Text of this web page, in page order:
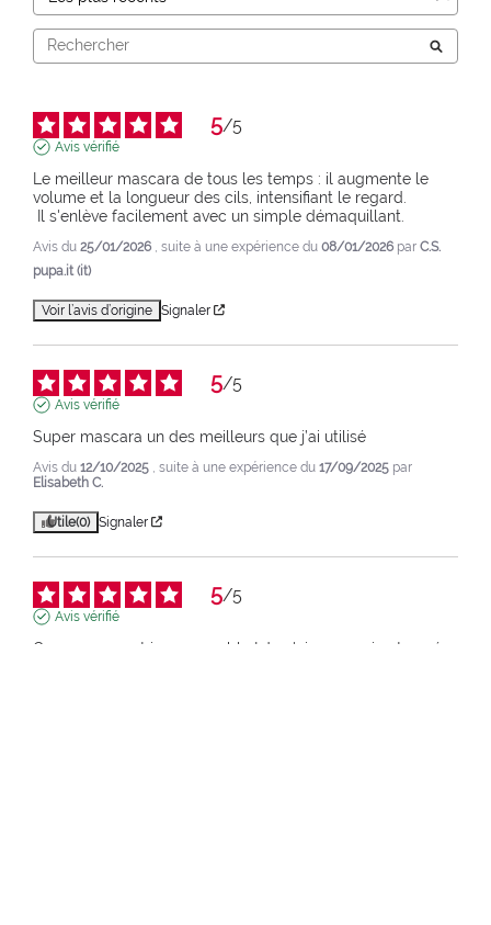
5/5
Avis vérifié
Le meilleur mascara de tous les temps : il augmente le
volume et la longueur des cils, intensifiant le regard.
Il s'enlève facilement avec un simple démaquillant.
Avis du 25/01/2026 , suite à une expérience du 08/01/2026 par C.S.
pupa.it (it)
Voir l’avis d’origine Signaler
5/5
Avis vérifié
Super mascara un des meilleurs que j’ai utilisé
Avis du 12/10/2025 , suite à une expérience du 17/09/2025 par
Elisabeth C.
Utile(0) Signaler
5/5
Avis vérifié
Ce mascara est incomparable ! Je n'ai encore rien trouvé